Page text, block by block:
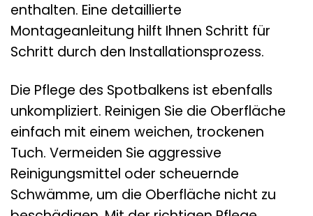
enthalten. Eine detaillierte
Montageanleitung hilft Ihnen Schritt für
Schritt durch den Installationsprozess.
Die Pflege des Spotbalkens ist ebenfalls
unkompliziert. Reinigen Sie die Oberfläche
einfach mit einem weichen, trockenen
Tuch. Vermeiden Sie aggressive
Reinigungsmittel oder scheuernde
Schwämme, um die Oberfläche nicht zu